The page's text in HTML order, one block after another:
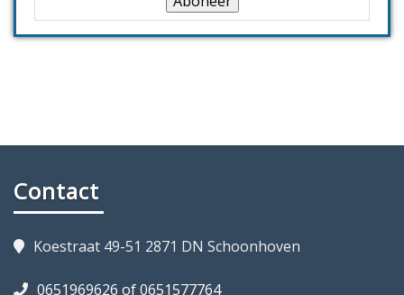
Contact
Koestraat 49-51 2871 DN Schoonhoven
0651969626 of 0651577764